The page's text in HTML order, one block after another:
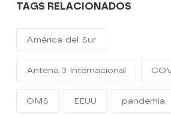
TAGS RELACIONADOS
América del Sur
Antena 3 Internacional
OMS EEUU pandemia